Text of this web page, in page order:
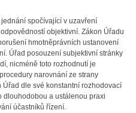
spočívající v uzavření
objektivní. Zákon Úřadu
hmotněprávních ustanovení
Úřad posouzení subjektivní stránky
nicméně toto rozhodnutí je
narovnání ze strany
dle své konstantní rozhodovací
dlouhodobou a ustálenou praxi
účastníků řízení.